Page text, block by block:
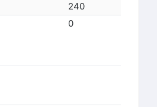
240
0